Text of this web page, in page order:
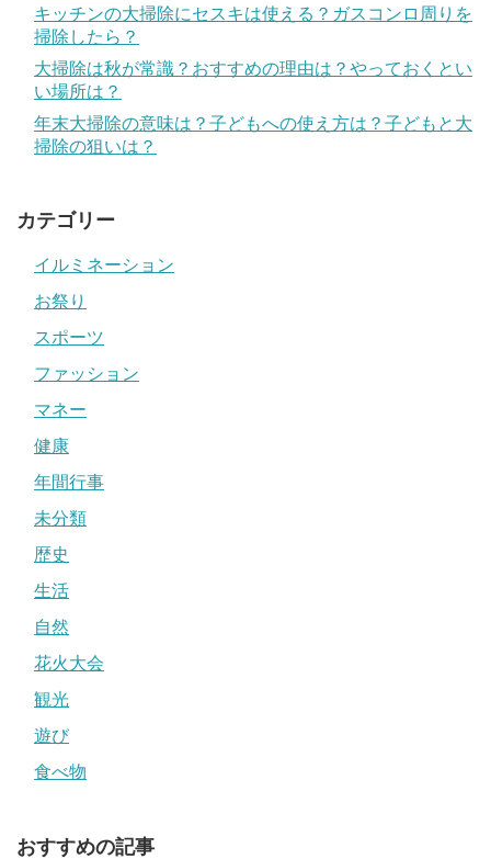
キッチンの大掃除にセスキは使える？ガスコンロ周りを
掃除したら？
大掃除は秋が常識？おすすめの理由は？やっておくとい
い場所は？
年末大掃除の意味は？子どもへの使え方は？子どもと大
掃除の狙いは？
カテゴリー
イルミネーション
お祭り
スポーツ
ファッション
マネー
健康
年間行事
未分類
歴史
生活
自然
花火大会
観光
遊び
食べ物
おすすめの記事